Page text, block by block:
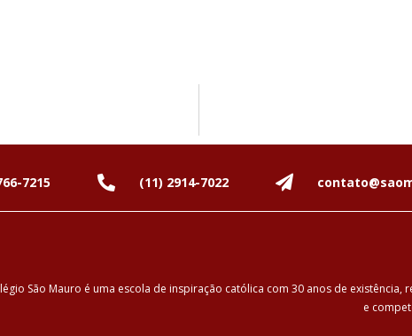
7215 (11) 2914-7022
São Mauro é uma escola de inspiração católica com 30 anos de
e